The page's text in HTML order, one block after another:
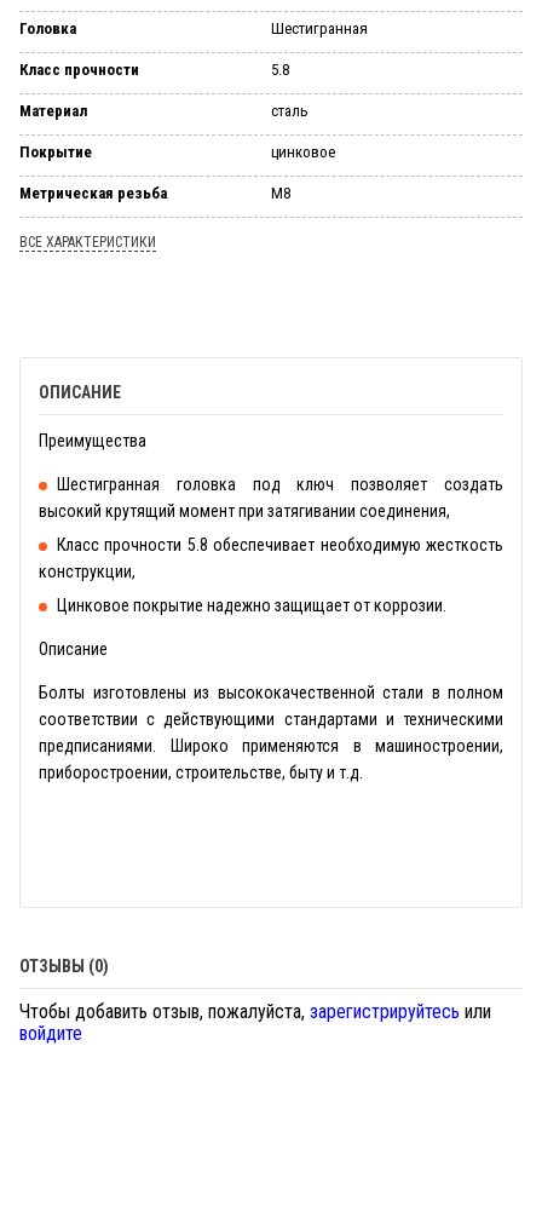
Головка Шестигранная
Класс прочности 5.8
Материал сталь
Покрытие цинковое
Метрическая резьба М8
ВСЕ ХАРАКТЕРИСТИКИ
ОПИСАНИЕ
Преимущества
Шестигранная головка под ключ позволяет создать
высокий крутящий момент при затягивании соединения,
Класс прочности 5.8 обеспечивает необходимую жесткость
конструкции,
Цинковое покрытие надежно защищает от коррозии.
Описание
Болты изготовлены из высококачественной стали в полном
соответствии с действующими стандартами и техническими
предписаниями. Широко применяются в машиностроении,
приборостроении, строительстве, быту и т.д.
ОТЗЫВЫ (0)
Чтобы добавить отзыв, пожалуйста, зарегистрируйтесь или
войдите